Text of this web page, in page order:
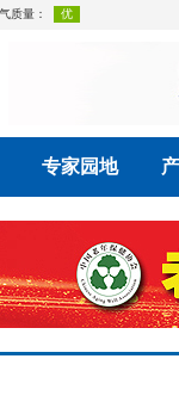
专家园地